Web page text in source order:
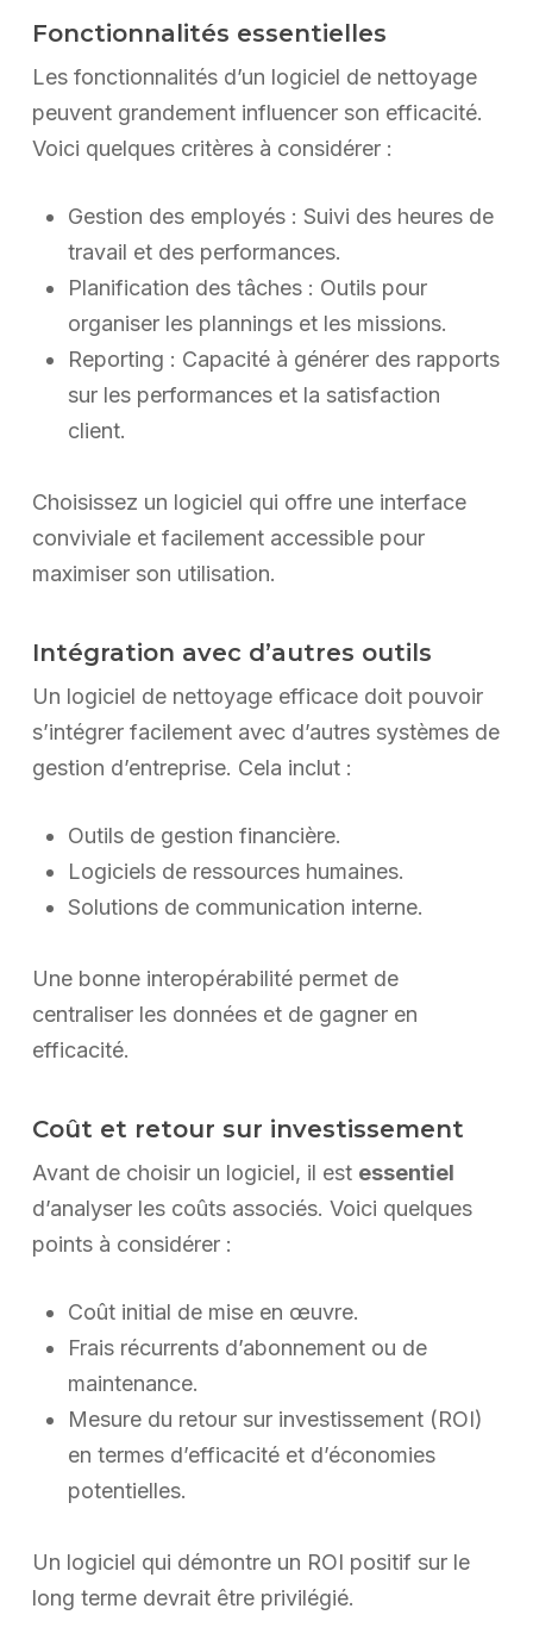
Fonctionnalités essentielles
Les fonctionnalités d’un logiciel de nettoyage
peuvent grandement influencer son efficacité.
Voici quelques critères à considérer :
Gestion des employés : Suivi des heures de
travail et des performances.
Planification des tâches : Outils pour
organiser les plannings et les missions.
Reporting : Capacité à générer des rapports
sur les performances et la satisfaction
client.
Choisissez un logiciel qui offre une interface
conviviale et facilement accessible pour
maximiser son utilisation.
Intégration avec d’autres outils
Un logiciel de nettoyage efficace doit pouvoir
s’intégrer facilement avec d’autres systèmes de
gestion d’entreprise. Cela inclut :
Outils de gestion financière.
Logiciels de ressources humaines.
Solutions de communication interne.
Une bonne interopérabilité permet de
centraliser les données et de gagner en
efficacité.
Coût et retour sur investissement
Avant de choisir un logiciel, il est essentiel
d’analyser les coûts associés. Voici quelques
points à considérer :
Coût initial de mise en œuvre.
Frais récurrents d’abonnement ou de
maintenance.
Mesure du retour sur investissement (ROI)
en termes d’efficacité et d’économies
potentielles.
Un logiciel qui démontre un ROI positif sur le
long terme devrait être privilégié.